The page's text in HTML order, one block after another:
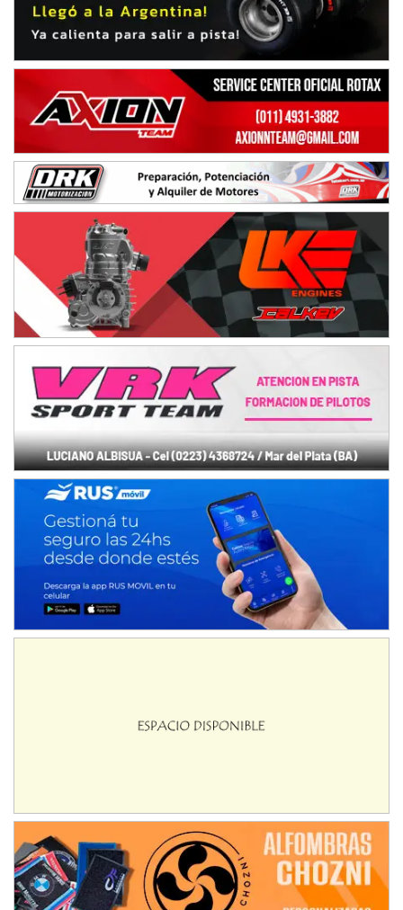
Humboldt (Santa Fe)
Ciudad de Avellaneda (Asfalto)
SUR SANTAFESINO - F4
José Samuel Sánchez (Tierra)
Rufino (Santa Fe)
TUCUMANO - F5
Juan Navarro (Asfalto)
El Timbó (Tucumán)